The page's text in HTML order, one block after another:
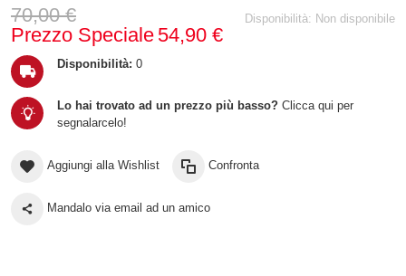
Disponibilità: Non disponibile
70,00 €
Prezzo Speciale 54,90 €
Disponibilità: 0
Lo hai trovato ad un prezzo più basso? Clicca qui per
segnalarcelo!
Aggiungi alla Wishlist Confronta
Mandalo via email ad un amico